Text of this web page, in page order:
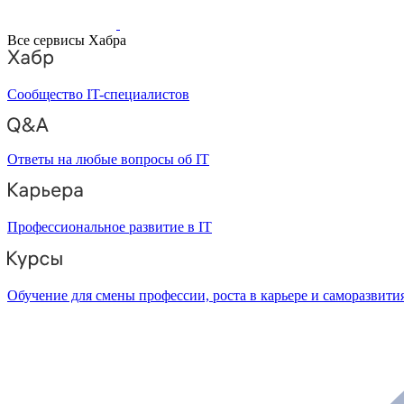
Все сервисы Хабра
Сообщество IT-специалистов
Ответы на любые вопросы об IT
Профессиональное развитие в IT
Обучение для смены профессии, роста в карьере и